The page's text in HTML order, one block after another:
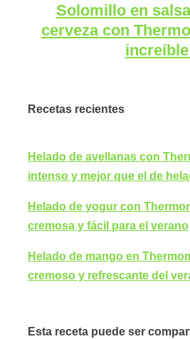
Solomillo en
cerveza con
Recetas recientes
Helado de avellanas con
intenso y mejor que el de
Helado de yogur con
cremosa y fácil para el verano
Helado de mango en
cremoso y refrescante del
Esta receta puede ser